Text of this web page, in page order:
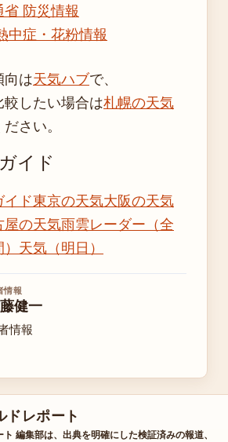
省 防災情報
中症・花粉情報
向は天気ハブで、
したい場合は札幌の天気
さい。
イド
ド東京の天気大阪の天気
屋の天気雨雲レーダー（全
天気（明日）
情報
健一
情報
ドレポート
編集部は、出典を明確にした検証済みの報道、